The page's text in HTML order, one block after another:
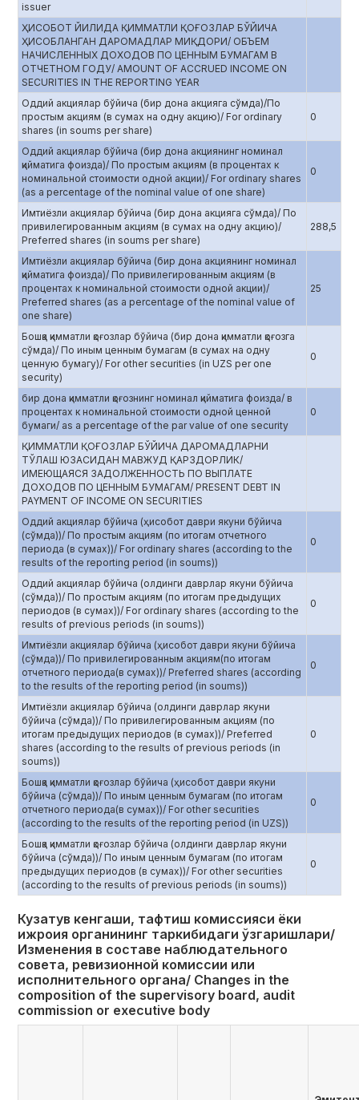
issuer
ҲИСОБОТ ЙИЛИДА ҚИММАТЛИ ҚОҒОЗЛАР БЎЙИЧА
ҲИСОБЛАНГАН ДАРОМАДЛАР МИҚДОРИ/ ОБЪЕМ
НАЧИСЛЕННЫХ ДОХОДОВ ПО ЦЕННЫМ БУМАГАМ В
ОТЧЕТНОМ ГОДУ/ AMOUNT OF ACCRUED INCOME ON
SECURITIES IN THE REPORTING YEAR
Оддий акциялар бўйича (бир дона акцияга сўмда)/По
простым акциям (в сумах на одну акцию)/ For ordinary
shares (in soums per share)
0
Оддий акциялар бўйича (бир дона акциянинг номинал
қийматига фоизда)/ По простым акциям (в процентах к
номинальной стоимости одной акции)/ For ordinary shares
(as a percentage of the nominal value of one share)
0
Имтиёзли акциялар бўйича (бир дона акцияга сўмда)/ По
привилегированным акциям (в сумах на одну акцию)/
Preferred shares (in soums per share)
288,5
Имтиёзли акциялар бўйича (бир дона акциянинг номинал
қийматига фоизда)/ По привилегированным акциям (в
процентах к номинальной стоимости одной акции)/
Preferred shares (as a percentage of the nominal value of
one share)
25
Бошқа қимматли қоғозлар бўйича (бир дона қимматли қоғозга
сўмда)/ По иным ценным бумагам (в сумах на одну
ценную бумагу)/ For other securities (in UZS per one
security)
0
бир дона қимматли қоғознинг номинал қийматига фоизда/ в
процентах к номинальной стоимости одной ценной
бумаги/ as a percentage of the par value of one security
0
ҚИММАТЛИ ҚОҒОЗЛАР БЎЙИЧА ДАРОМАДЛАРНИ
ТЎЛАШ ЮЗАСИДАН МАВЖУД ҚАРЗДОРЛИК/
ИМЕЮЩАЯСЯ ЗАДОЛЖЕННОСТЬ ПО ВЫПЛАТЕ
ДОХОДОВ ПО ЦЕННЫМ БУМАГАМ/ PRESENT DEBT IN
PAYMENT OF INCOME ON SECURITIES
Оддий акциялар бўйича (ҳисобот даври якуни бўйича
(сўмда))/ По простым акциям (по итогам отчетного
периода (в сумах))/ For ordinary shares (according to the
results of the reporting period (in soums))
0
Оддий акциялар бўйича (олдинги даврлар якуни бўйича
(сўмда))/ По простым акциям (по итогам предыдущих
периодов (в сумах))/ For ordinary shares (according to the
results of previous periods (in soums))
0
Имтиёзли акциялар бўйича (ҳисобот даври якуни бўйича
(сўмда))/ По привилегированным акциям(по итогам
отчетного периода(в сумах))/ Preferred shares (according
to the results of the reporting period (in soums))
0
Имтиёзли акциялар бўйича (олдинги даврлар якуни
бўйича (сўмда))/ По привилегированным акциям (по
итогам предыдущих периодов (в сумах))/ Preferred
shares (according to the results of previous periods (in
soums))
0
Бошқа қимматли қоғозлар бўйича (ҳисобот даври якуни
бўйича (сўмда))/ По иным ценным бумагам (по итогам
отчетного периода(в сумах))/ For other securities
(according to the results of the reporting period (in UZS))
0
Бошқа қимматли қоғозлар бўйича (олдинги даврлар якуни
бўйича (сўмда))/ По иным ценным бумагам (по итогам
предыдущих периодов (в сумах))/ For other securities
(according to the results of previous periods (in soums))
0
Кузатув кенгаши, тафтиш комиссияси ёки
ижроия органининг таркибидаги ўзгаришлари/
Изменения в составе наблюдательного
совета, ревизионной комиссии или
исполнительного органа/ Сhanges in the
composition of the supervisory board, audit
commission or executive body